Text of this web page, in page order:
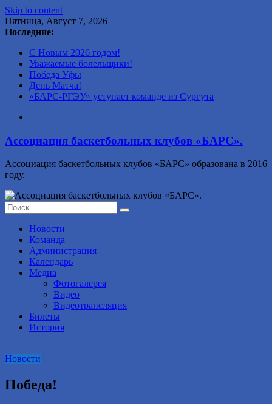
Skip to content
Пятница, Август 7, 2026
Последние:
С Новым 2026 годом!
Уважаемые болельщики!
Победа Уфы
День Матча!
«БАРС-РГЭУ» уступает команде из Сургута
Ассоциация баскетбольных клубов «БАРС».
Ассоциация баскетбольных клубов «БАРС» образована в 2016
году.
Новости
Команда
Администрация
Календарь
Медиа
Фотогалерея
Видео
Видеотрансляция
Билеты
История
Новости
Победа!